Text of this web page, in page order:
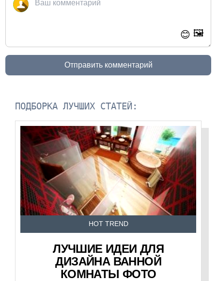
😊 🖼️
Отправить комментарий
ПОДБОРКА ЛУЧШИХ СТАТЕЙ:
HOT TREND
ЛУЧШИЕ ИДЕИ ДЛЯ
ДИЗАЙНА ВАННОЙ
КОМНАТЫ ФОТО